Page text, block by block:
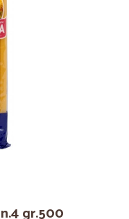
gr.500